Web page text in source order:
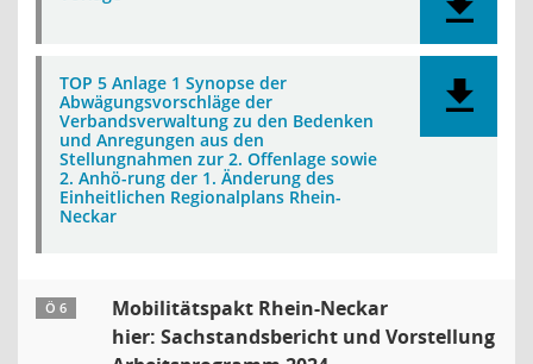
TOP 5 Anlage 1 Synopse der
Abwägungsvorschläge der
Verbandsverwaltung zu den Bedenken
und Anregungen aus den
Stellungnahmen zur 2. Offenlage sowie
2. Anhö-rung der 1. Änderung des
Einheitlichen Regionalplans Rhein-
Neckar
Ö 6
Mobilitätspakt Rhein-Neckar
hier: Sachstandsbericht und Vorstellung